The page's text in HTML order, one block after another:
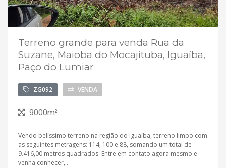
Terreno grande para venda Rua da
Suzane, Maioba do Mocajituba, Iguaíba,
Paço do Lumiar
ZG092 VENDA
9000m²
Vendo belíssimo terreno na região do Iguaíba, terreno limpo com
as seguintes metragens: 114, 100 e 88, somando um total de
9.416,00 metros quadrados. Entre em contato agora mesmo e
venha conhecer,...